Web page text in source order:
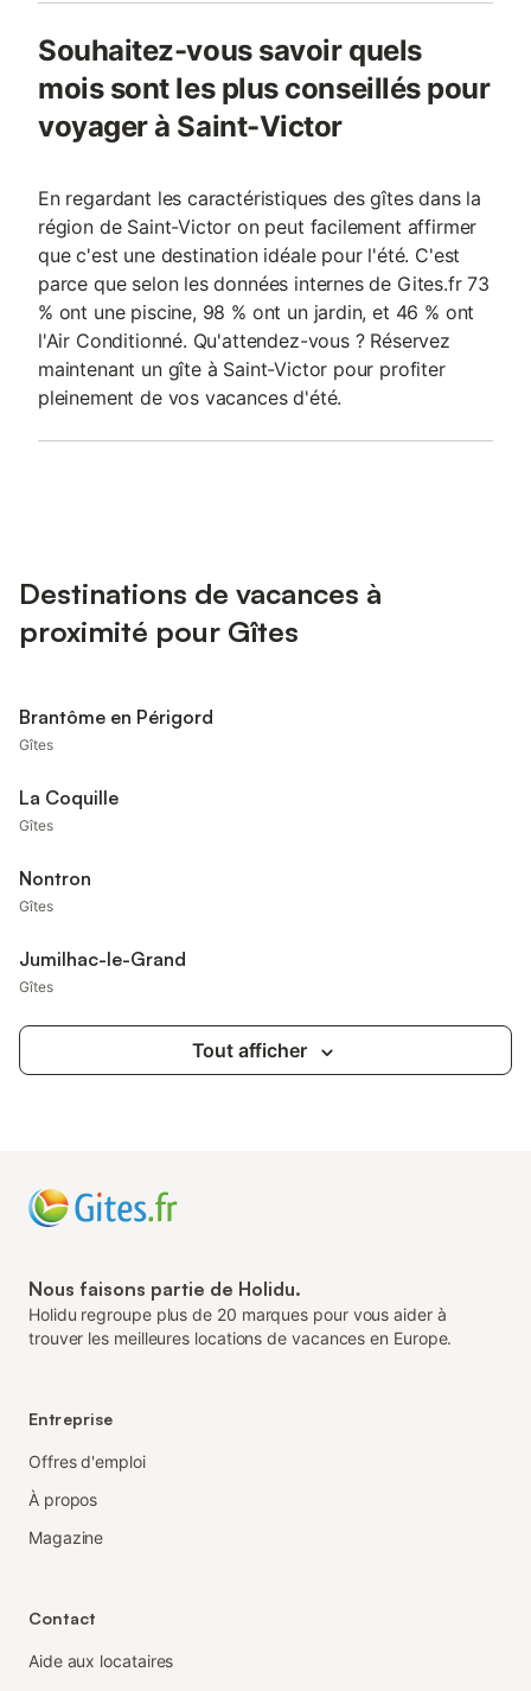
Souhaitez-vous savoir quels
mois sont les plus conseillés pour
voyager à Saint-Victor
En regardant les caractéristiques des gîtes dans la
région de Saint-Victor on peut facilement affirmer
que c'est une destination idéale pour l'été. C'est
parce que selon les données internes de Gites.fr 73
% ont une piscine, 98 % ont un jardin, et 46 % ont
l'Air Conditionné. Qu'attendez-vous ? Réservez
maintenant un gîte à Saint-Victor pour profiter
pleinement de vos vacances d'été.
Destinations de vacances à
proximité pour Gîtes
Brantôme en Périgord
Gîtes
La Coquille
Gîtes
Nontron
Gîtes
Jumilhac-le-Grand
Gîtes
Tout afficher
Nous faisons partie de Holidu.
Holidu regroupe plus de 20 marques pour vous aider à
trouver les meilleures locations de vacances en Europe.
Entreprise
Offres d'emploi
À propos
Magazine
Contact
Aide aux locataires